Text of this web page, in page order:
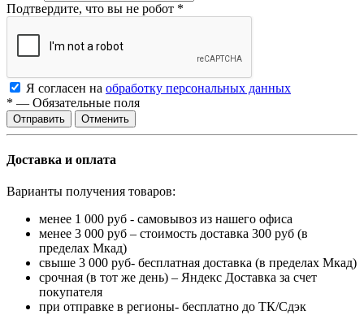
Подтвердите, что вы не робот *
Я согласен на обработку персональных данных
* — Обязательные поля
Отменить
Доставка и оплата
Варианты получения товаров:
менее 1 000 руб - самовывоз из нашего офиса
менее 3 000 руб – стоимость доставка 300 руб (в
пределах Мкад)
свыше 3 000 руб- бесплатная доставка (в пределах Мкад)
срочная (в тот же день) – Яндекс Доставка за счет
покупателя
при отправке в регионы- бесплатно до ТК/Сдэк